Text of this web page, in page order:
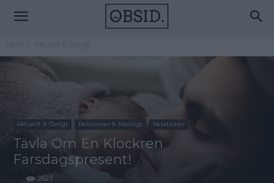
Aktuellt & Övrigt Relationer & Manligt Relationer
Tävla Om En Klockren
Farsdagspresent!
2623